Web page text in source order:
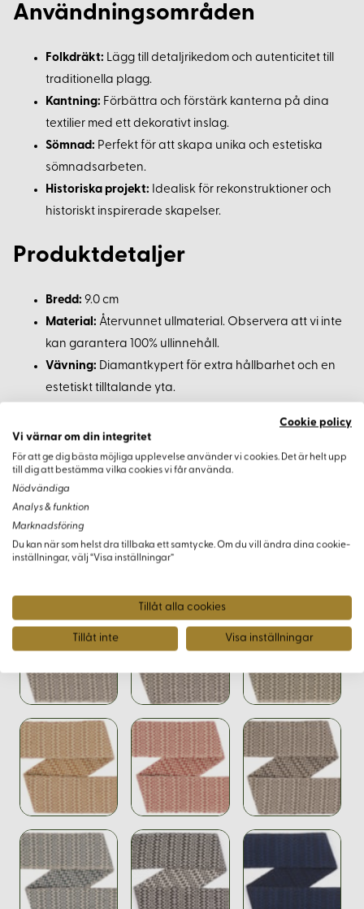
Användningsområden
Folkdräkt: Lägg till detaljrikedom och autenticitet till
traditionella plagg.
Kantning: Förbättra och förstärk kanterna på dina
textilier med ett dekorativt inslag.
Sömnad: Perfekt för att skapa unika och estetiska
sömnadsarbeten.
Historiska projekt: Idealisk för rekonstruktioner och
historiskt inspirerade skapelser.
Produktdetaljer
Bredd: 9.0 cm
Material: Återvunnet ullmaterial. Observera att vi inte
kan garantera 100% ullinnehåll.
Vävning: Diamantkypert för extra hållbarhet och en
estetiskt tilltalande yta.
Köpinformation
Bandet säljs på metervara, vilket ger dig friheten att köpa
exakt så mycket du behöver för ditt specifika projekt.
Cookie policy
Vi värnar om din integritet
För att ge dig bästa möjliga upplevelse använder vi cookies. Det är helt upp
till dig att bestämma vilka cookies vi får använda.
Nödvändiga
Analys & funktion
Marknadsföring
Du kan när som helst dra tillbaka ett samtycke. Om du vill ändra dina cookie-
inställningar, välj “Visa inställningar”
Tillåt alla cookies
Tillåt inte Visa inställningar